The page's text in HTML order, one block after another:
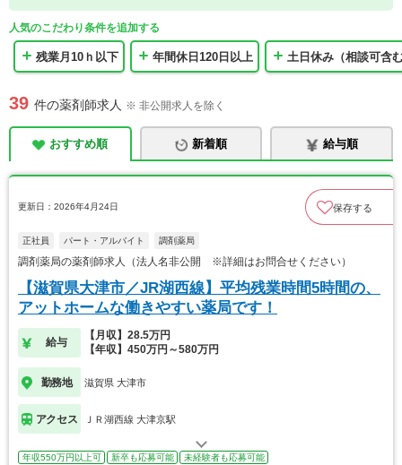
人気のこだわり条件を追加する
残業月10ｈ以下 年間休日120日以上 土日休み（相談可含
39 件の薬剤師求人 ※ 非公開求人を除く
おすすめ順 新着順 給与順
更新日：2026年4月24日 保存する
正社員 パート・アルバイト 調剤薬局
調剤薬局の薬剤師求人（法人名非公開 ※詳細はお問合せください）
【滋賀県大津市／JR湖西線】平均残業時間5時間の、
アットホームな働きやすい薬局です！
給与
【月収】28.5万円
【年収】450万円～580万円
勤務地 滋賀県 大津市
アクセス ＪＲ湖西線 大津京駅
年収550万円以上可 新卒も応募可能
未経験者も応募可能